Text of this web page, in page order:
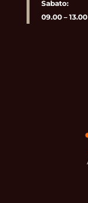
Sabato:
09.00 – 13.00